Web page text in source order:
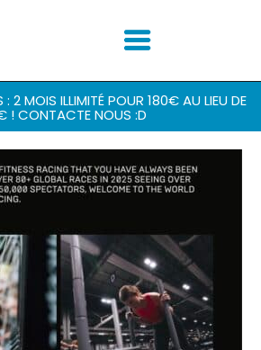
: 2 MOIS ILLIMITÉ POUR 180€ AU LIEU DE
! CONTACTE NOUS :D